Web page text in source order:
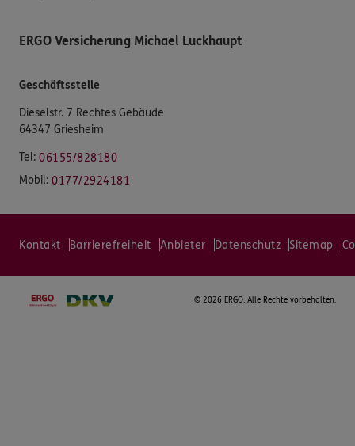
ERGO Versicherung Michael Luckhaupt
Geschäftsstelle
Dieselstr. 7 Rechtes Gebäude
64347 Griesheim
Tel: 06155/828180
Mobil: 0177/2924181
Kontakt Barrierefreiheit Anbieter Datenschutz Sitemap
© 2026 ERGO. Alle Rechte vorbehalten.